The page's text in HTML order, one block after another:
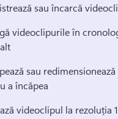
sau încarcă
videoclipurile în
sau
a încăpea
videoclipul la rezoluția